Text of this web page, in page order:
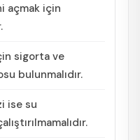
açmak için
sigorta ve
bulunmalıdır.
ise su